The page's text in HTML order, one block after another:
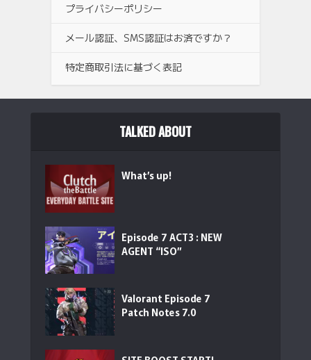
プライバシーポリシー
メール認証、SMS認証はお済ですか？
特定商取引法に基づく表記
TALKED ABOUT
What’s up!
Episode 7 ACT3 : NEW
AGENT “ISO”
Valorant Episode 7
Patch Notes 7.0